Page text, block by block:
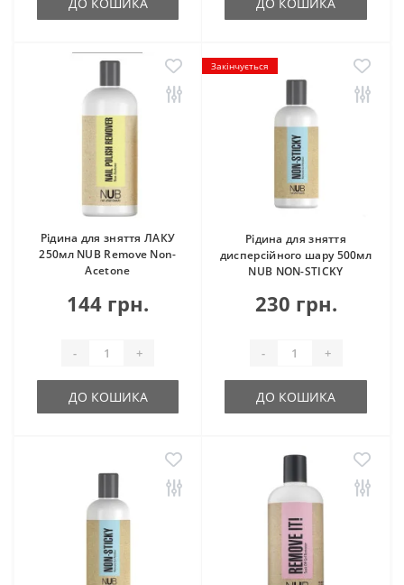
Рідина для зняття ЛАКУ
250мл NUB Remove Non-
Acetone
144 грн.
- +
ДО КОШИКА
Закінчується
Рідина для зняття
дисперсійного шару 500мл
NUB NON-STICKY
230 грн.
- +
ДО КОШИКА